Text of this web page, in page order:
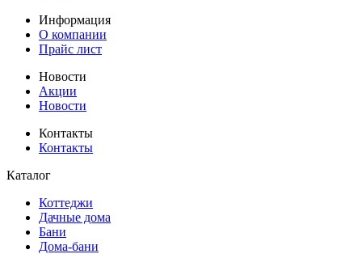
Информация
О компании
Прайс лист
Новости
Акции
Новости
Контакты
Контакты
Каталог
Коттеджи
Дачные дома
Бани
Дома-бани